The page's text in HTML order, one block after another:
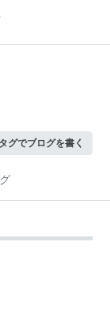
グでブログを書く